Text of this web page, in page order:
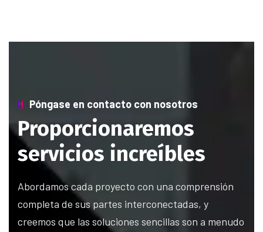
Póngase en contacto con nosotros
Proporcionaremos
servicios increíbles
Abordamos cada proyecto con una comprensión
completa de sus partes interconectadas, y
creemos que las soluciones sencillas son a menudo